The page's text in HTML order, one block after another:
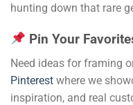
hunting down that rare
Pin Your
Need ideas for framing
Pinterest where we
inspiration, and real